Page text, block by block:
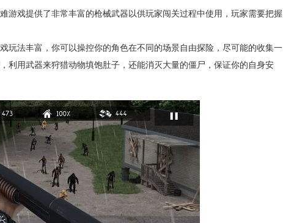
戏提供了非常丰富的枪械武器以供玩家闯关过程中使用，玩家需要把握
法丰富，你可以操控你的角色在不同的场景自由探险，尽可能的收集一
利用武器来狩猎动物填饱肚子，还能消灭大量的僵尸，保证你的自身安